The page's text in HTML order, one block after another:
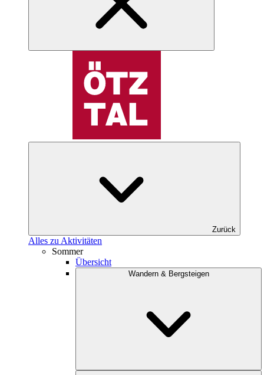
Zurück
Alles zu Aktivitäten
Sommer
Übersicht
Wandern & Bergsteigen